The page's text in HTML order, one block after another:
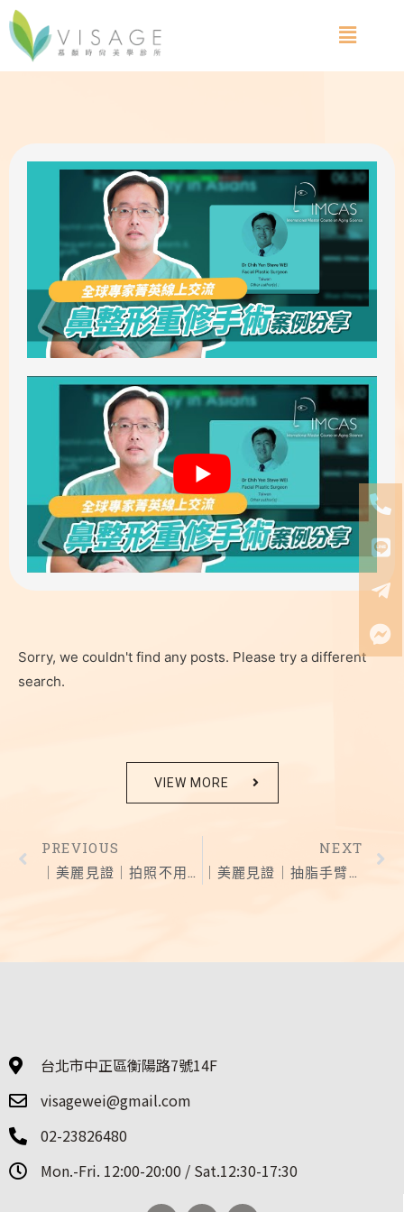
Sorry, we couldn't find any posts. Please try a different
search.
VIEW MORE
PREVIOUS
｜美麗見證｜拍照不用抓角度 打造上相美鼻
NEXT
｜美麗見證｜抽脂手臂＋眼袋手術！ 效果多自然？ 完美女神進化史
台北市中正區衡陽路7號14F
visagewei@gmail.com
02-23826480
Mon.-Fri. 12:00-20:00 / Sat.12:30-17:30